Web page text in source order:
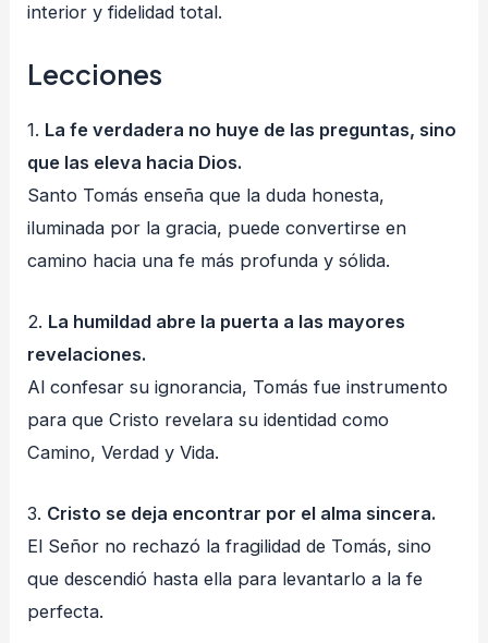
interior y fidelidad total.
Lecciones
1. La fe verdadera no huye de las preguntas, sino
que las eleva hacia Dios.
Santo Tomás enseña que la duda honesta,
iluminada por la gracia, puede convertirse en
camino hacia una fe más profunda y sólida.
2. La humildad abre la puerta a las mayores
revelaciones.
Al confesar su ignorancia, Tomás fue instrumento
para que Cristo revelara su identidad como
Camino, Verdad y Vida.
3. Cristo se deja encontrar por el alma sincera.
El Señor no rechazó la fragilidad de Tomás, sino
que descendió hasta ella para levantarlo a la fe
perfecta.